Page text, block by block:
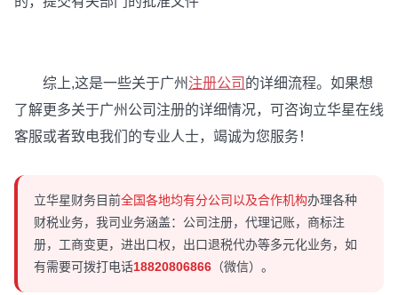
综上,这是一些关于广州 注册公司 的详细流程。如果想
了解更多关于广州公司注册的详细情况，可咨询立华星在线
客服或者致电我们的专业人士，竭诚为您服务！
立华星财务目前全国各地均有分公司以及合作机构办理各种
财税业务，我司业务涵盖：公司注册，代理记账，商标注
册，工商变更，进出口权，出口退税代办等多元化业务，如
有需要可拨打电话18820806866 （微信）。